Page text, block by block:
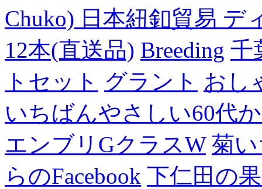
Chuko) 日本紐釦貿易 デ
12本(直送品) Breeding 千
トセット グラント おし
いちばんやさしい60代
エンブリGクラスW 菊
らのFacebook 下仁田の